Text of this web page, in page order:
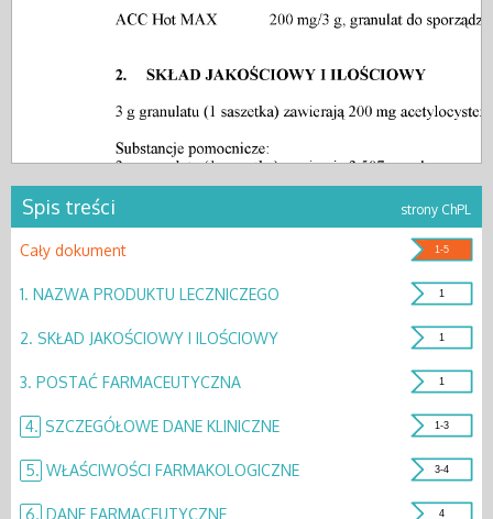
Spis treści strony ChPL
Cały dokument 1-5
1. NAZWA PRODUKTU LECZNICZEGO 1
2. SKŁAD JAKOŚCIOWY I ILOŚCIOWY 1
3. POSTAĆ FARMACEUTYCZNA 1
4. SZCZEGÓŁOWE DANE KLINICZNE 1-3
5. WŁAŚCIWOŚCI FARMAKOLOGICZNE 3-4
6. DANE FARMACEUTYCZNE 4